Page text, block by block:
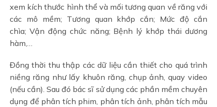
xem kích thước hình thể và mối tương quan về răng với
các mô mềm; Tương quan khớp cắn; Mức độ cắn
chìa; Vận động chức năng; Bệnh lý khớp thái dương
hàm,…
Đồng thời thu thập các dữ liệu cần thiết cho quá trình
niềng răng như lấy khuôn răng, chụp ảnh, quay video
(nếu cần). Sau đó bác sĩ sử dụng các phần mềm chuyên
dụng để phân tích phim, phân tích ảnh, phân tích mẫu